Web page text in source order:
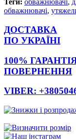
Теги: обважнювачі,
обважнювачі,
ДОСТАВКА
ПО УКРАЇНІ
100%
ПОВЕРНЕННЯ
VIBER: